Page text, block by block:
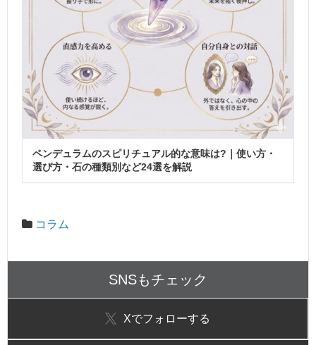
ペンデュラムのスピリチュアル的な意味は?｜使い方・
選び方・石の種類別など24選を解説
コラム
SNSもチェック
Xでフォローする